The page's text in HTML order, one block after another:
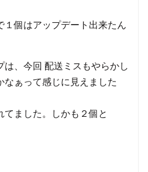
１個はアップデート出来たん
は、今回 配送ミスもやらかし
なぁって感じに見えました
てました。しかも２個と